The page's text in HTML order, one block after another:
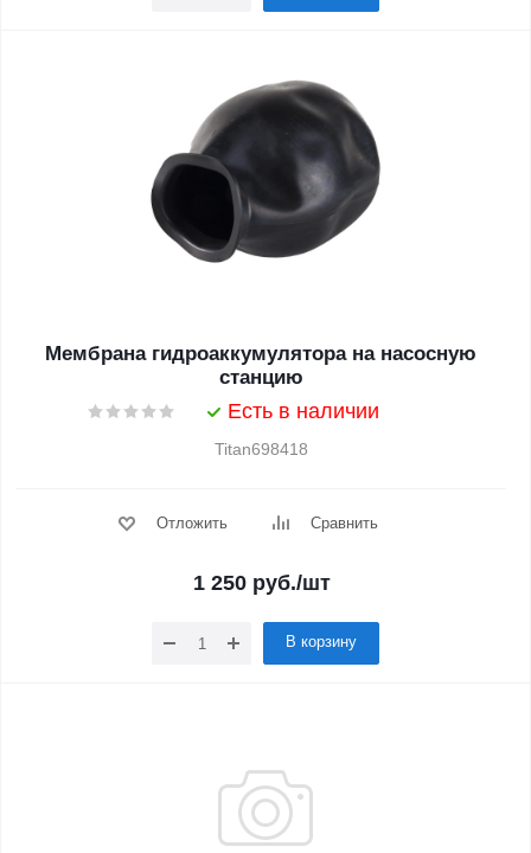
Мембрана гидроаккумулятора на насосную
станцию
Есть в наличии
Titan698418
Отложить Сравнить
1 250руб./шт
В корзину